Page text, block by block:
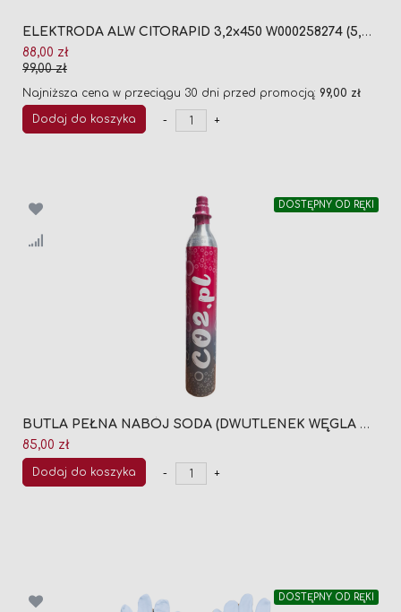
ELEKTRODA ALW CITORAPID 3,2x450 W000258274 (5,5KG)
Cena
promocyjna
88,00 zł
99,00 zł
Najniższa cena w przeciągu 30 dni przed promocją: 99,00 zł
Dodaj do koszyka - +
DOSTĘPNY OD RĘKI
BUTLA PEŁNA NABÓJ SODA (DWUTLENEK WĘGLA CO2) 0,6L QUICK CONNECT DO SATURATORA (ROK PRODUKCJI 2026)
85,00 zł
Dodaj do koszyka - +
DOSTĘPNY OD RĘKI